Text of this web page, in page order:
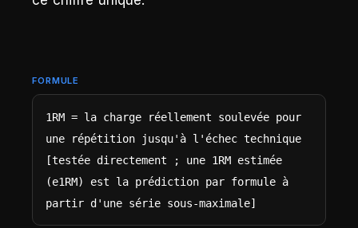
FORMULE
1RM = la charge réellement soulevée pour
une répétition jusqu'à l'échec technique
[testée directement ; une 1RM estimée
(e1RM) est la prédiction par formule à
partir d'une série sous-maximale]